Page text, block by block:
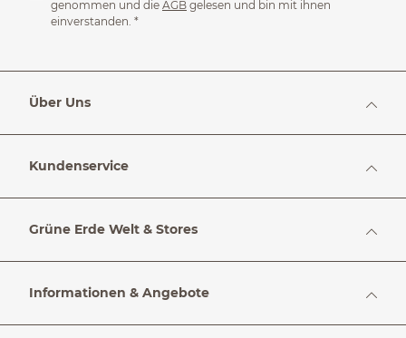
genommen und die AGB gelesen und bin mit ihnen
einverstanden. *
Über Uns
Kundenservice
Grüne Erde Welt & Stores
Informationen & Angebote